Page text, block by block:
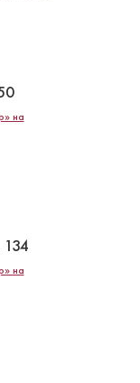
на
на